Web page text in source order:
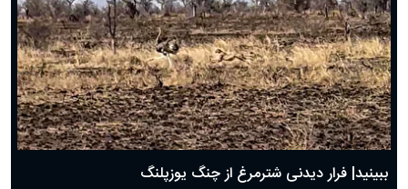
ببینید| فرار دیدنی شترمرغ از چنگ یوزپلنگ